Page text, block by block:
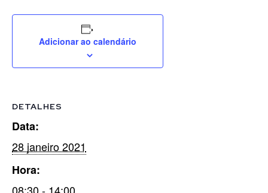
Adicionar ao calendário
DETALHES
Data:
28 janeiro 2021
Hora: